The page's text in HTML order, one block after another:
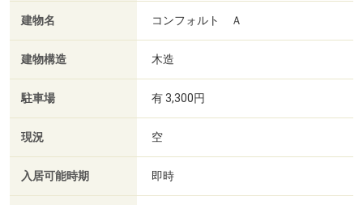
建物名 コンフォルト Ａ
建物構造 木造
駐車場 有 3,300円
現況 空
入居可能時期 即時